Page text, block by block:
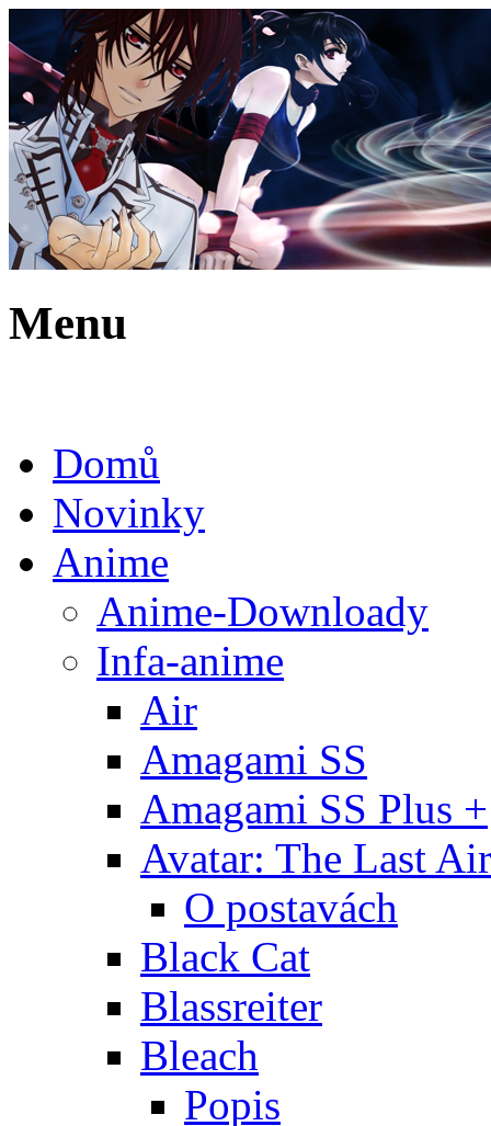
Menu
Domů
Novinky
Anime
Anime-Downloady
Infa-anime
Air
Amagami SS
Amagami SS Plus +
Avatar: The Last
O postavách
Black Cat
Blassreiter
Bleach
Popis